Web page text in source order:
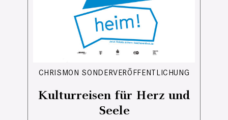
CHRISMON SONDERVERÖFFENTLICHUNG
Kulturreisen für Herz und
Seele